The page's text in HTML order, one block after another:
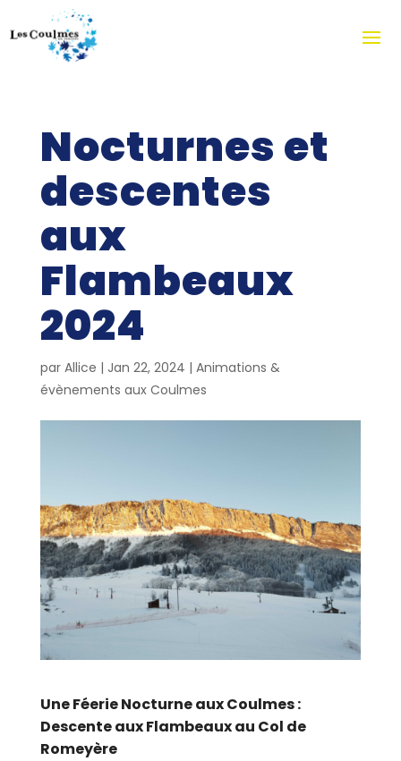
Nocturnes et
descentes
aux
Flambeaux
2024
par Allice | Jan 22, 2024 | Animations &
évènements aux Coulmes
Une Féerie Nocturne aux Coulmes :
Descente aux Flambeaux au Col de
Romeyère